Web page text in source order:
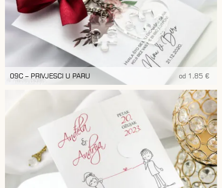
09C – PRIVJESCI U PARU od 1,85 €